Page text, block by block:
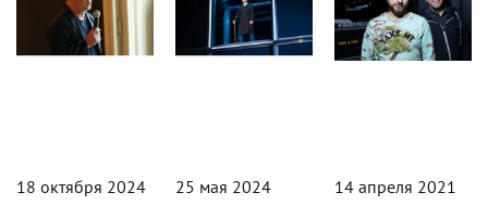
18 октября 2024 25 мая 2024 14 апреля 2021